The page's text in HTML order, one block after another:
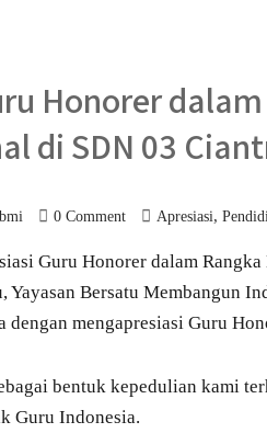
Honorer
di SDN 03
0 Comment Apresiasi,
Guru Honorer dalam
Yayasan Bersatu Membangun
mengapresiasi Guru
bentuk kepedulian kami
Guru Indonesia.